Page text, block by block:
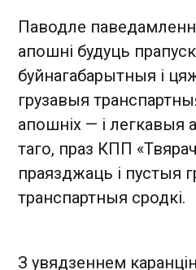
Паводле
апошні будуць
буйнагабарытныя і
грузавыя
апошніх — і легкавыя
таго, праз КПП
праязджаць і пустыя
транспартныя сродкі.
З увядзеннем